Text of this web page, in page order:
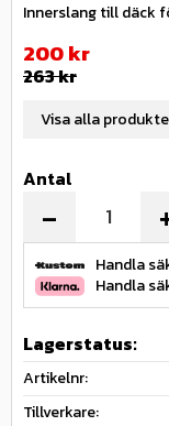
Innerslang till däck
Nedsatt pris:
200kr
Ordinarie pris:
263kr
Antal
-
Handla
Handla
Lagerstatus
Artikelnr
Tillverkare
Visa alla